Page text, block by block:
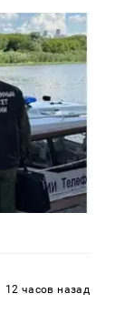
12 часов назад